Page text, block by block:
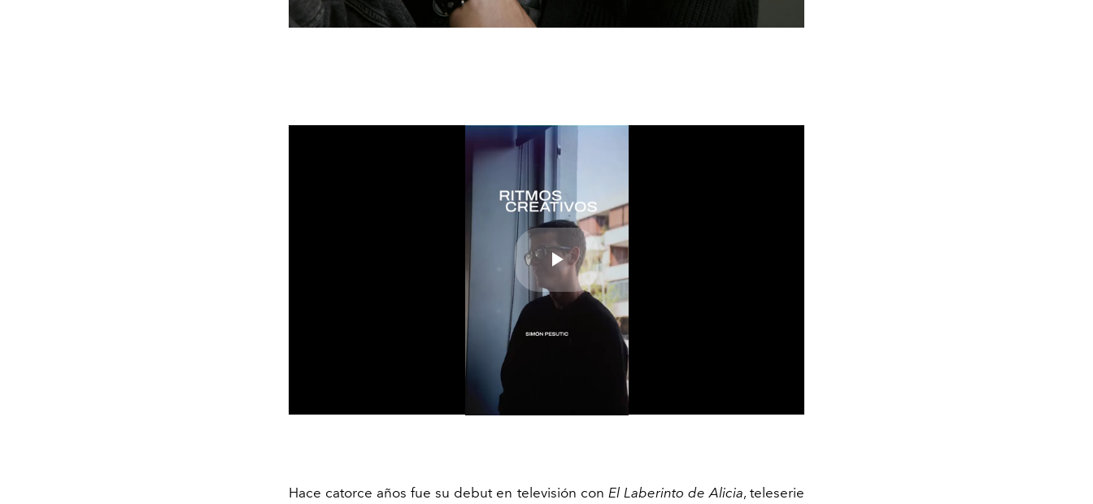
Play
Hace catorce años fue su debut en televisión con El Laberinto de Alicia, teleserie